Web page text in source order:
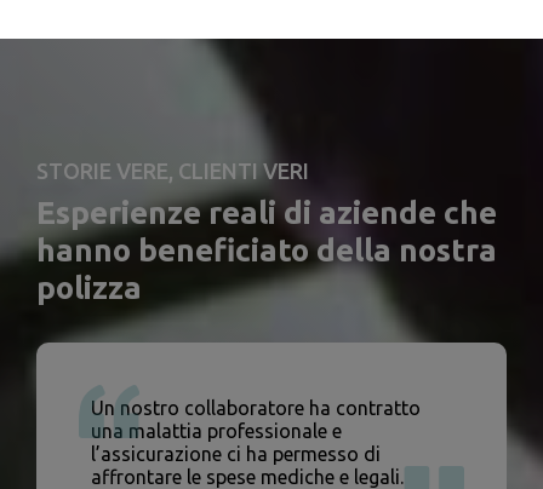
STORIE VERE, CLIENTI VERI
Esperienze reali di aziende che
hanno beneficiato della nostra
polizza
Un nostro collaboratore ha contratto
una malattia professionale e
l’assicurazione ci ha permesso di
affrontare le spese mediche e legali.